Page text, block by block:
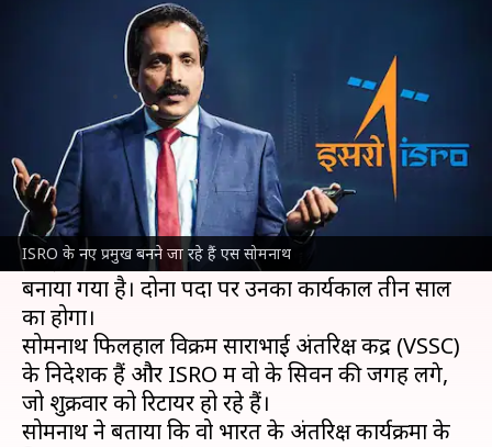
ISRO के नए प्रमुख बनने जा रहे हैं एस सोमनाथ
कौन हैं ISRO के नए प्रमुख बनने जा
रहे हैं एस सोमनाथ?
Jan 13, 2022
क्या है खबर?
केंद्र सरकार ने रॉकेट वैज्ञानिक एस सोमनाथ को भारतीय
अंतरिक्ष अनुसंधान संगठन (ISRO) का नया प्रमुख बनाया
है। इसके अलावा उन्हें अंतरिक्ष विभाग का सचिव भी
बनाया गया है। दोनों पदों पर उनका कार्यकाल तीन साल
का होगा।
सोमनाथ फिलहाल विक्रम साराभाई अंतरिक्ष केंद्र (VSSC)
के निदेशक हैं और ISRO में वो के सिवन की जगह लेंगे,
जो शुक्रवार को रिटायर हो रहे हैं।
सोमनाथ ने बताया कि वो भारत के अंतरिक्ष कार्यक्रमों के